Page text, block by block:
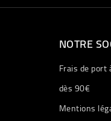
NOTRE
Frais de
dès 90€
Mentions